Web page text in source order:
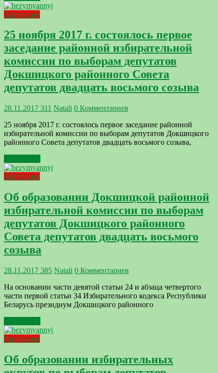
Актуально
25 ноября 2017 г. состоялось первое
заседание районной избирательной
комиссии по выборам депутатов
Докшицкого районного Совета
депутатов двадцать восьмого созыва
28.11.2017 311 Natali 0 Комментариев
25 ноября 2017 г. состоялось первое заседание районной
избирательной комиссии по выборам депутатов Докшицкого
районного Совета депутатов двадцать восьмого созыва,
Актуально
Об образовании Докшицкой районной
избирательной комиссии по выборам
депутатов Докшицкого районного
Совета депутатов двадцать восьмого
созыва
28.11.2017 385 Natali 0 Комментариев
На основании части девятой статьи 24 и абзаца четвертого
части первой статьи 34 Избирательного кодекса Республики
Беларусь президиум Докшицкого районного
Актуально
Об образовании избирательных